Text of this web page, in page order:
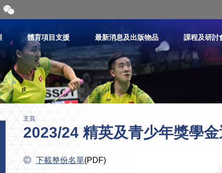
開
合
二
維
體育項目支援 最新消息及出版物品 課程及研討
主頁
2023/24 精英及青少年獎學
下載整份名單(PDF)